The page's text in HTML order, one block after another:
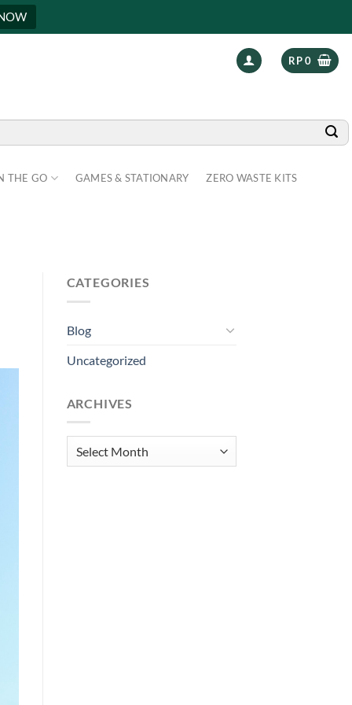
RP0
THE GO GAMES & STATIONARY ZERO WASTE KITS
CATEGORIES
Blog
Uncategorized
ARCHIVES